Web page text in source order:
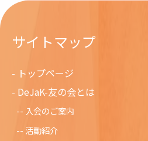
サイトマップ
トップページ
DeJaK-友の会とは
入会のご案内
活動紹介